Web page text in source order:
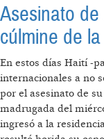
Asesinato
cúlmine de
En estos días Haití -
internacionales a no
por el asesinato de
madrugada del
ingresó a la